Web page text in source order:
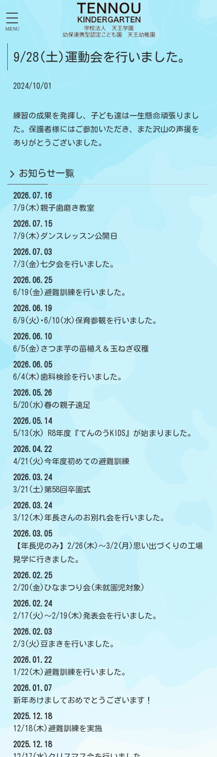
MENU
9/28(土)運動会を行いました。
2024/10/01
練習の成果を発揮し、子ども達は一生懸命頑張りまし
た。保護者様にはご参加いただき、また沢山の声援を
ありがとうございました。
お知らせ一覧
2026.07.16
7/9(木)親子歯磨き教室
2026.07.15
7/9(木)ダンスレッスン公開日
2026.07.03
7/3(金)七夕会を行いました。
2026.06.25
6/19(金)避難訓練を行いました。
2026.06.19
6/9(火)･6/10(水)保育参観を行いました。
2026.06.10
6/5(金)さつま芋の苗植え＆玉ねぎ収穫
2026.06.05
6/4(木)歯科検診を行いました。
2026.05.26
5/20(水)春の親子遠足
2026.05.14
5/13(水) R8年度『てんのうKIDS』が始まりました。
2026.04.22
4/21(火)今年度初めての避難訓練
2026.03.24
3/21(土)第58回卒園式
2026.03.24
3/12(木)年長さんのお別れ会を行いました。
2026.03.05
【年長児のみ】2/26(木)～3/2(月)思い出づくりの工場
見学に行きました。
2026.02.25
2/20(金)ひなまつり会(未就園児対象)
2026.02.24
2/17(火)～2/19(木)発表会を行いました。
2026.02.03
2/3(火)豆まきを行いました。
2026.01.22
1/22(木)避難訓練を行いました。
2026.01.07
新年あけましておめでとうございます！
2025.12.18
12/18(木)避難訓練を実施
2025.12.18